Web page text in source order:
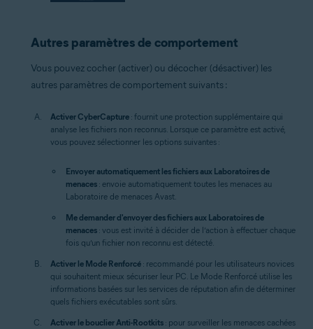
Autres paramètres de comportement
Vous pouvez cocher (activer) ou décocher (désactiver) les
autres paramètres de comportement suivants :
Activer CyberCapture : fournit une protection supplémentaire qui
analyse les fichiers non reconnus. Lorsque ce paramètre est activé,
vous pouvez sélectionner les options suivantes :
Envoyer automatiquement les fichiers aux Laboratoires de
menaces : envoie automatiquement toutes les menaces au
Laboratoire de menaces Avast.
Me demander d'envoyer des fichiers aux Laboratoires de
menaces : vous est invité à décider de l’action à effectuer chaque
fois qu’un fichier non reconnu est détecté.
Activer le Mode Renforcé : recommandé pour les utilisateurs novices
qui souhaitent mieux sécuriser leur PC. Le Mode Renforcé utilise les
informations basées sur les services de réputation afin de déterminer
quels fichiers exécutables sont sûrs.
Activer le bouclier Anti-Rootkits : pour surveiller les menaces cachées